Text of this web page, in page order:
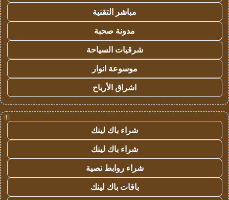
مباشر التقنية
مدونة صحبة
شرقيات السياحة
موسوعة انوار
اشراق الأرباح
!
شراء باك لينك
شراء باك لينك
شراء روابط نصية
باقات باك لينك